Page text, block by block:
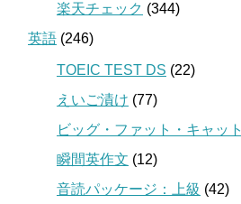
楽天チェック (344)
英語 (246)
TOEIC TEST DS (22)
えいご漬け (77)
ビッグ・ファット・キャット
瞬間英作文 (12)
音読パッケージ：上級 (42)